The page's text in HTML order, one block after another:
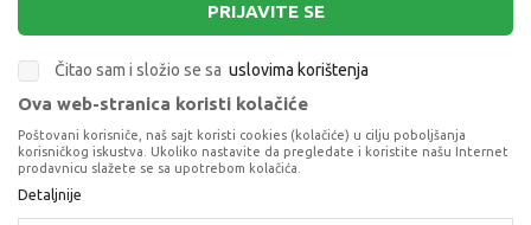
LEGO 4PLUS KIDS GLOVES 2026 LOKI VS TEAM
IRON MAN
PRIJAVITE SE
Čitao sam i složio se sa uslovima korištenja
Terms of Service
apply.
Ova web-stranica koristi kolačiće
Poštovani korisniče, naš sajt koristi cookies (kolačiće) u cilju poboljšanja
korisničkog iskustva. Ukoliko nastavite da pregledate i koristite našu Internet
prodavnicu slažete se sa upotrebom kolačića.
Detaljnije